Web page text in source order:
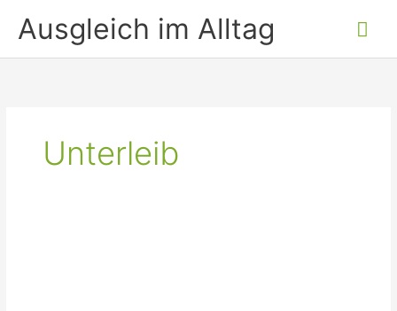
springen
InhaltAusgleich im Alltag
Unterleib